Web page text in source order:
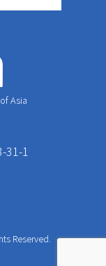
Asia
31-1
Reserved.